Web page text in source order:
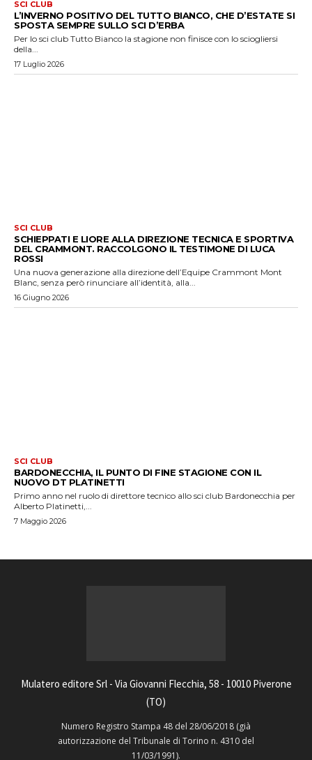
SCI CLUB
L’INVERNO POSITIVO DEL TUTTO BIANCO, CHE D’ESTATE SI
SPOSTA SEMPRE SULLO SCI D’ERBA
Per lo sci club Tutto Bianco la stagione non finisce con lo sciogliersi
della...
17 Luglio 2026
SCI CLUB
SCHIEPPATI E LIORE ALLA DIREZIONE TECNICA E SPORTIVA
DEL CRAMMONT. RACCOLGONO IL TESTIMONE DI LUCA
ROSSI
Una nuova generazione alla direzione dell’Equipe Crammont Mont
Blanc, senza però rinunciare all’identità, alla...
16 Giugno 2026
SCI CLUB
BARDONECCHIA, IL PUNTO DI FINE STAGIONE CON IL
NUOVO DT PLATINETTI
Primo anno nel ruolo di direttore tecnico allo sci club Bardonecchia per
Alberto Platinetti,...
7 Maggio 2026
Mulatero editore Srl - Via Giovanni Flecchia, 58 - 10010 Piverone
(TO)
Numero Registro Stampa 48 del 28/06/2018 (già
autorizzazione del Tribunale di Torino n. 4310 del
11/03/1991).